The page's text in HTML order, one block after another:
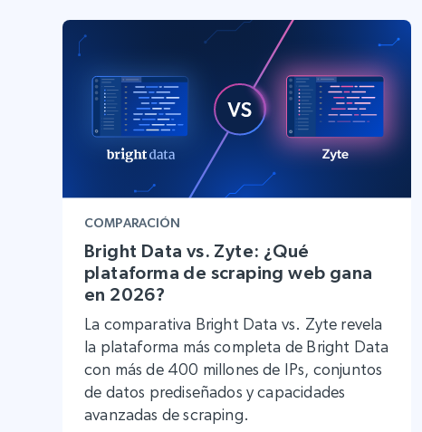
INFRAESTRUCTURA PROXY
Proxies residenciales 50% OFF
400M+ IPs globales de dispositivos de
pares reales
Proxies de datacenter
Proxies fiables y de alta velocidad para
una extracción de datos eficaz
residenciales
Comienza desde
Proxies de ISP
Comienza desde
$1.3/IP
COMPARACIÓN
Bright Data vs. Zyte: ¿Qué
plataforma de scraping web gana
en 2026?
La comparativa Bright Data vs. Zyte revela
la plataforma más completa de Bright Data
con más de 400 millones de IPs, conjuntos
de datos prediseñados y capacidades
avanzadas de scraping.